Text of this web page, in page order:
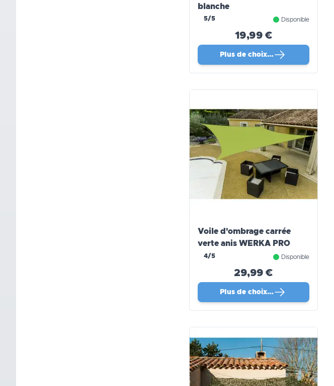
blanche
5/5 Disponible
19,99 €
Plus de choix…
Voile d'ombrage carrée
verte anis WERKA PRO
4/5 Disponible
29,99 €
Plus de choix…